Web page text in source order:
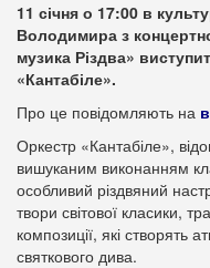
11 січня о 17:00 в
Володимира з
музика Різдва»
«Кантабіле».
Про це повідомляють на
Оркестр «Кантабіле»,
вишуканим виконанням
особливий різдвяний
твори світової класики,
композиції, які створять
святкового дива.